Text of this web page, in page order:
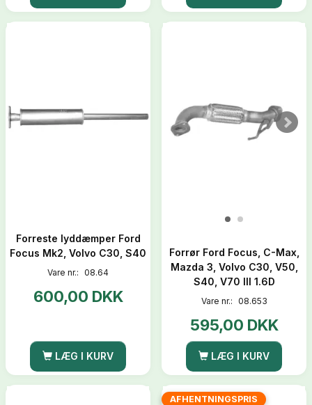
Forreste lyddæmper Ford
Focus Mk2, Volvo C30, S40
Vare nr.: 08.64
600,00 DKK
LÆG I KURV
Forrør Ford Focus, C-Max,
Mazda 3, Volvo C30, V50,
S40, V70 III 1.6D
Vare nr.: 08.653
595,00 DKK
LÆG I KURV
AFHENTNINGSPRIS